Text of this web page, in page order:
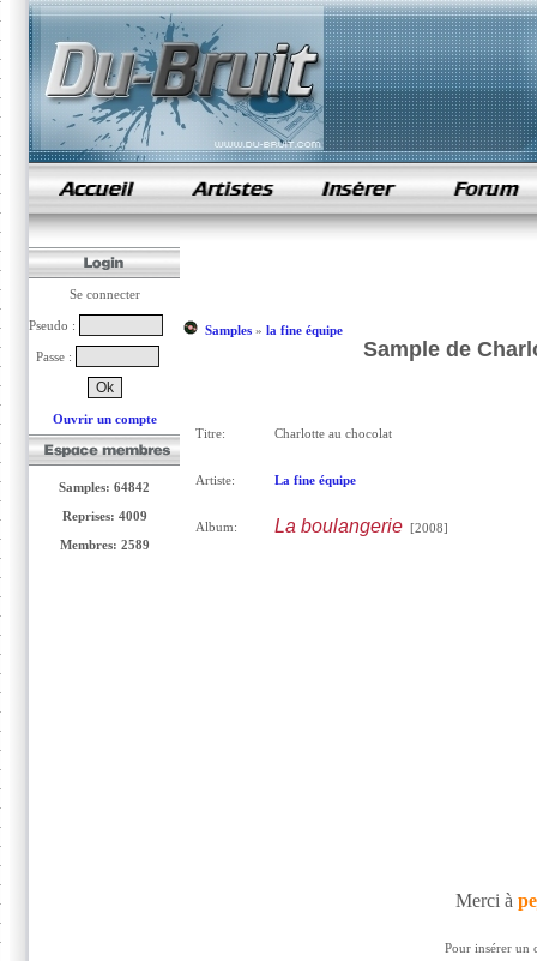
samples de rap
Se connecter
Pseudo :
Passe :
Ouvrir un compte
Samples: 64842
Reprises: 4009
Membres: 2589
Samples» la fine équipe
Sample de
Titre: Charlotte au chocolat
Artiste: La fine équipe
Album: La boulangerie[2008]
Merci à
Pour insérer un